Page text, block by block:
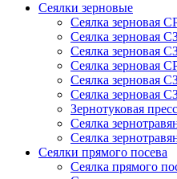
Сеялки зерновые
Сеялка зерновая
Сеялка зерновая
Сеялка зерновая
Сеялка зерновая
Сеялка зерновая
Сеялка зерновая
Зернотуковая
Сеялка
Сеялка
Сеялки прямого посева
Сеялка прямого